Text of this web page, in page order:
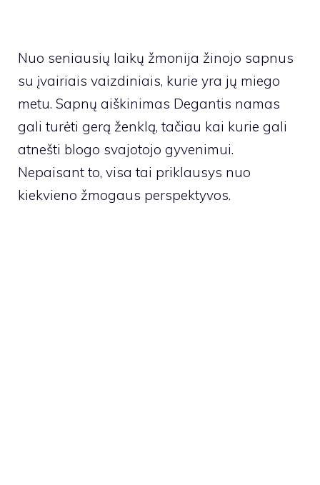
Nuo seniausių laikų žmonija žinojo sapnus
su įvairiais vaizdiniais, kurie yra jų miego
metu. Sapnų aiškinimas Degantis namas
gali turėti gerą ženklą, tačiau kai kurie gali
atnešti blogo svajotojo gyvenimui.
Nepaisant to, visa tai priklausys nuo
kiekvieno žmogaus perspektyvos.